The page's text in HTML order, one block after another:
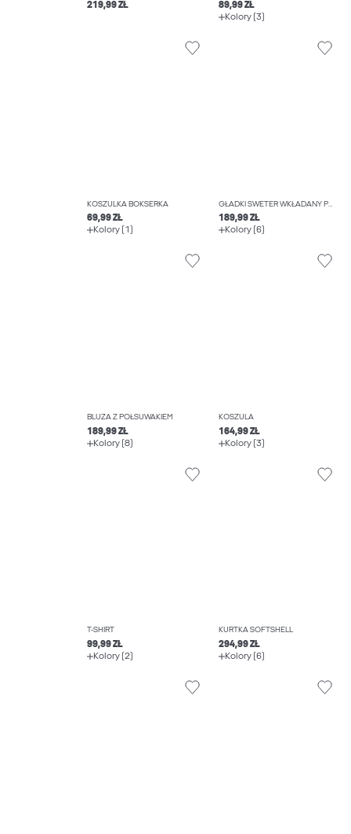
219,99 ZŁ
89,99 ZŁ
Kolory (3)
KOSZULKA BOKSERKA
69,99 ZŁ
Kolory (1)
GŁADKI SWETER WKŁADANY PRZEZ GŁOWĘ
189,99 ZŁ
Kolory (6)
BLUZA Z PÓŁSUWAKIEM
189,99 ZŁ
Kolory (8)
KOSZULA
164,99 ZŁ
Kolory (3)
T-SHIRT
99,99 ZŁ
Kolory (2)
KURTKA SOFTSHELL
294,99 ZŁ
Kolory (6)